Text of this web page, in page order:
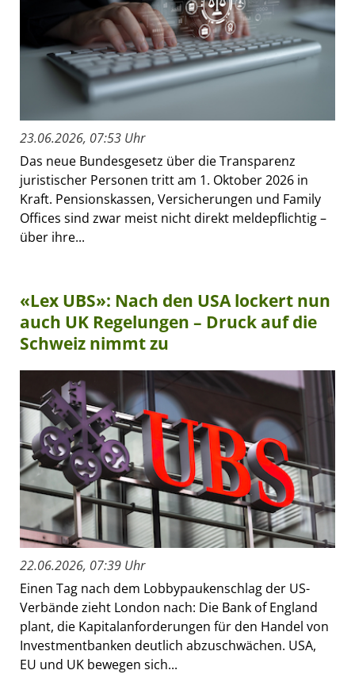
23.06.2026, 07:53 Uhr
Das neue Bundesgesetz über die Transparenz
juristischer Personen tritt am 1. Oktober 2026 in
Kraft. Pensionskassen, Versicherungen und Family
Offices sind zwar meist nicht direkt meldepflichtig –
über ihre...
«Lex UBS»: Nach den USA lockert nun
auch UK Regelungen – Druck auf die
Schweiz nimmt zu
22.06.2026, 07:39 Uhr
Einen Tag nach dem Lobbypaukenschlag der US-
Verbände zieht London nach: Die Bank of England
plant, die Kapitalanforderungen für den Handel von
Investmentbanken deutlich abzuschwächen. USA,
EU und UK bewegen sich...